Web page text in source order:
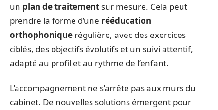
un plan de traitement sur mesure. Cela peut
prendre la forme d’une rééducation
orthophonique régulière, avec des exercices
ciblés, des objectifs évolutifs et un suivi attentif,
adapté au profil et au rythme de l’enfant.
L’accompagnement ne s’arrête pas aux murs du
cabinet. De nouvelles solutions émergent pour